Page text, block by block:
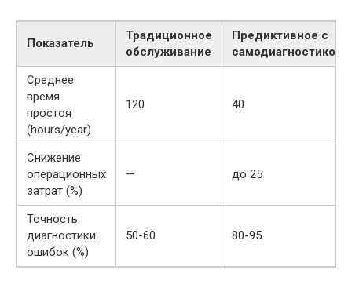
Показатель
Традиционное
обслуживание
Предиктивное с
самодиагностикой
Среднее
время
простоя
(hours/year)
120 40
Снижение
операционных
затрат (%)
— до 25
Точность
диагностики
ошибок (%)
50-60 80-95